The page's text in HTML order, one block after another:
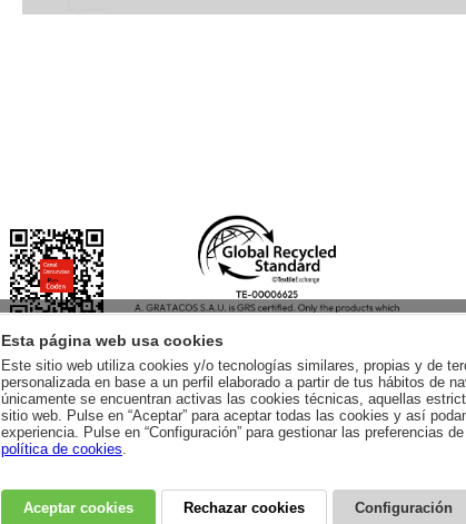
POLÍTICA DE PRIVACIDAD AVISO LEGAL ADVERTENCIA LEGAL
Esta página web usa cookies
Este sitio web utiliza cookies y/o tecnologías similares, propias y de
personalizada en base a un perfil elaborado a partir de tus hábitos de
únicamente se encuentran activas las cookies técnicas, aquellas
sitio web. Pulse en “Aceptar” para aceptar todas las cookies y así
experiencia. Pulse en “Configuración” para gestionar las preferencias
política de cookies.
Aceptar cookies Rechazar cookies Configuración